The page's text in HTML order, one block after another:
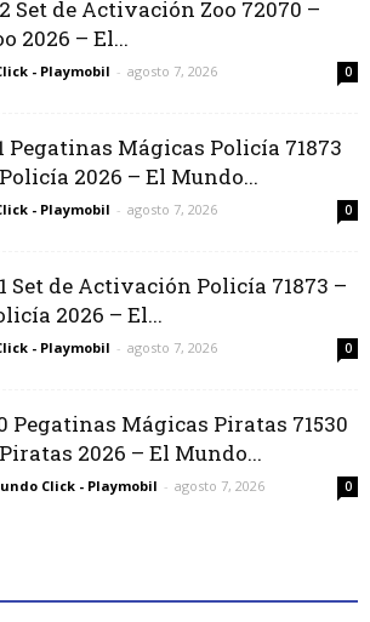
Set de Activación Zoo 72070 –
2026 – El...
- Playmobil - agosto 7, 2026 0
Pegatinas Mágicas Policía 71873
2026 – El Mundo...
- Playmobil - agosto 7, 2026 0
Set de Activación Policía 71873 –
2026 – El...
- Playmobil - agosto 7, 2026 0
Pegatinas Mágicas Piratas 71530
2026 – El Mundo...
Click - Playmobil - agosto 7, 2026 0